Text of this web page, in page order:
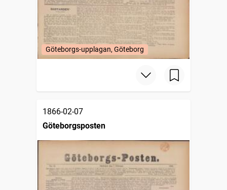
Göteborgs-upplagan, Göteborg
1866-02-07
Göteborgsposten